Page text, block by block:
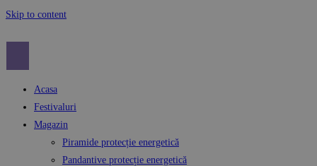
Skip to content
Acasa
Festivaluri
Magazin
Piramide protecție energetică
Pandantive protecție energetică